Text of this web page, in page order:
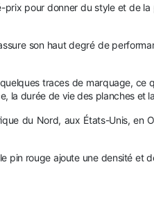
pour donner du style et de
son haut degré de
traces de marquage,
la durée de vie des planches et
du Nord, aux États-Unis,
pin rouge ajoute une densité